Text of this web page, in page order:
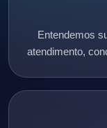
Entendemos
atendimento,